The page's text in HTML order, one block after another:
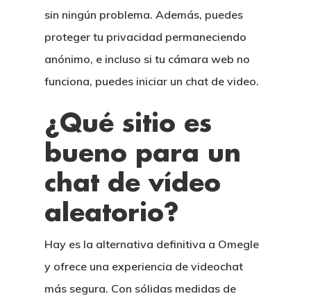
sin ningún problema. Además, puedes
proteger tu privacidad permaneciendo
anónimo, e incluso si tu cámara web no
funciona, puedes iniciar un chat de video.
¿Qué sitio es
bueno para un
chat de vídeo
aleatorio?
Hay es la alternativa definitiva a Omegle
y ofrece una experiencia de videochat
más segura. Con sólidas medidas de
UBICACIÓN
CONTACTO